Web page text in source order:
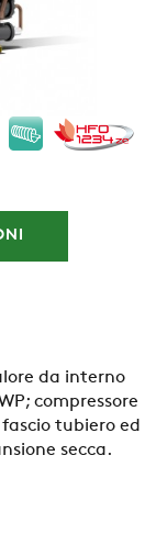
da interno
compressore
tubiero ed
secca.